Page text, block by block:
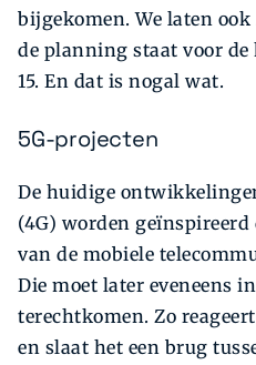
bijgekomen. We laten
de planning staat voor de
15. En dat is nogal wat.
5G-projecten
De huidige
(4G) worden
van de mobiele
Die moet later eveneens
terechtkomen. Zo
en slaat het een brug